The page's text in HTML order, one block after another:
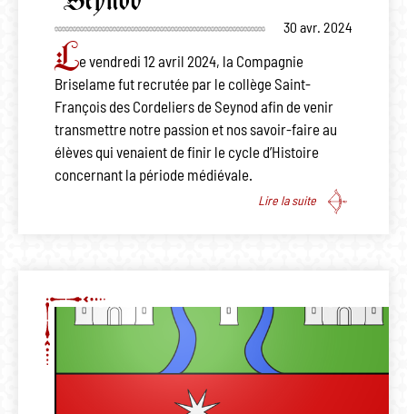
30 avr. 2024
Le vendredi 12 avril 2024, la Compagnie
Briselame fut recrutée par le collège Saint-
François des Cordeliers de Seynod afin de venir
transmettre notre passion et nos savoir-faire au
élèves qui venaient de finir le cycle d’Histoire
concernant la période médiévale.
Lire la suite